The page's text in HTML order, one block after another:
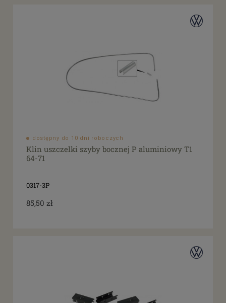
dostępny do 10 dni roboczych
Klin uszczelki szyby bocznej P aluminiowy T1
64-71
0317-3P
85,50 zł